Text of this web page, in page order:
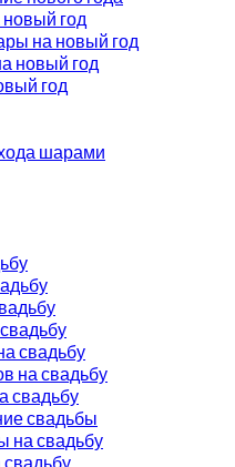
год
на новый год
новый год
год
шарами
свадьбу
на свадьбу
свадьбу
свадьбы
на свадьбу